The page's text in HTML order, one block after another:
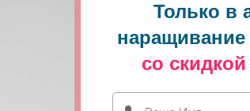
Только в
наращивание
со